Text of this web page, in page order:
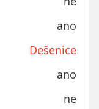
ano
Dešenice
ano
ne